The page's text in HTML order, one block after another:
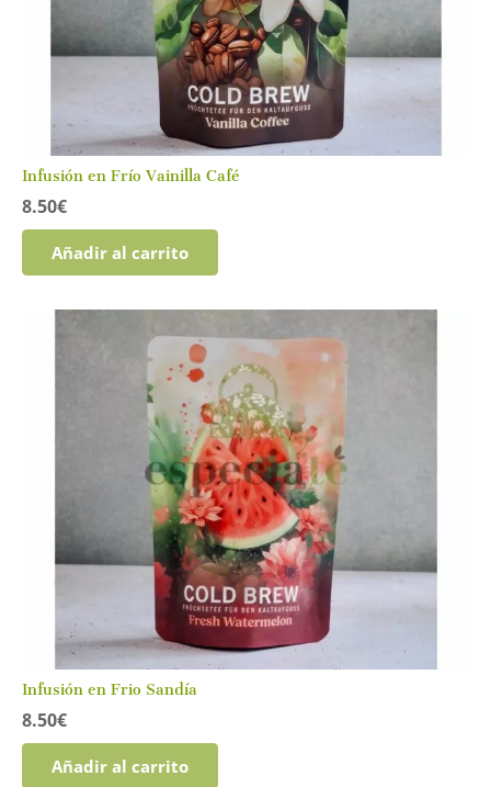
Infusión en Frío Vainilla Café
8.50€
Añadir al carrito
Infusión en Frio Sandía
8.50€
Añadir al carrito